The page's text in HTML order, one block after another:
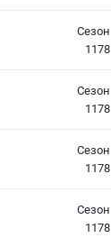
Сезон
1178
Сезон
1178
Сезон
1178
Сезон
1178